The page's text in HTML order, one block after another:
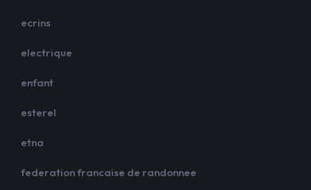
ecrins
electrique
enfant
esterel
etna
federation francaise de randonnee